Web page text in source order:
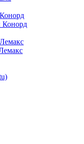
Конорд